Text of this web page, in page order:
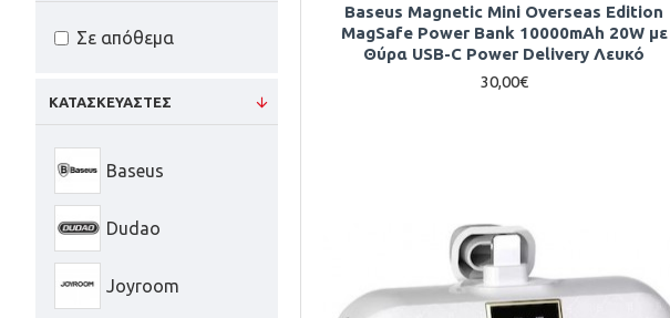
ΚΑΤΑΣΚΕΥΑΣΤΕΣ
Baseus
Dudao
Joyroom
Σε απόθεμα
Baseus Magnetic Mini Overseas Edition
MagSafe Power Bank 10000mAh 20W με
Θύρα USB-C Power Delivery Λευκό
30,00€